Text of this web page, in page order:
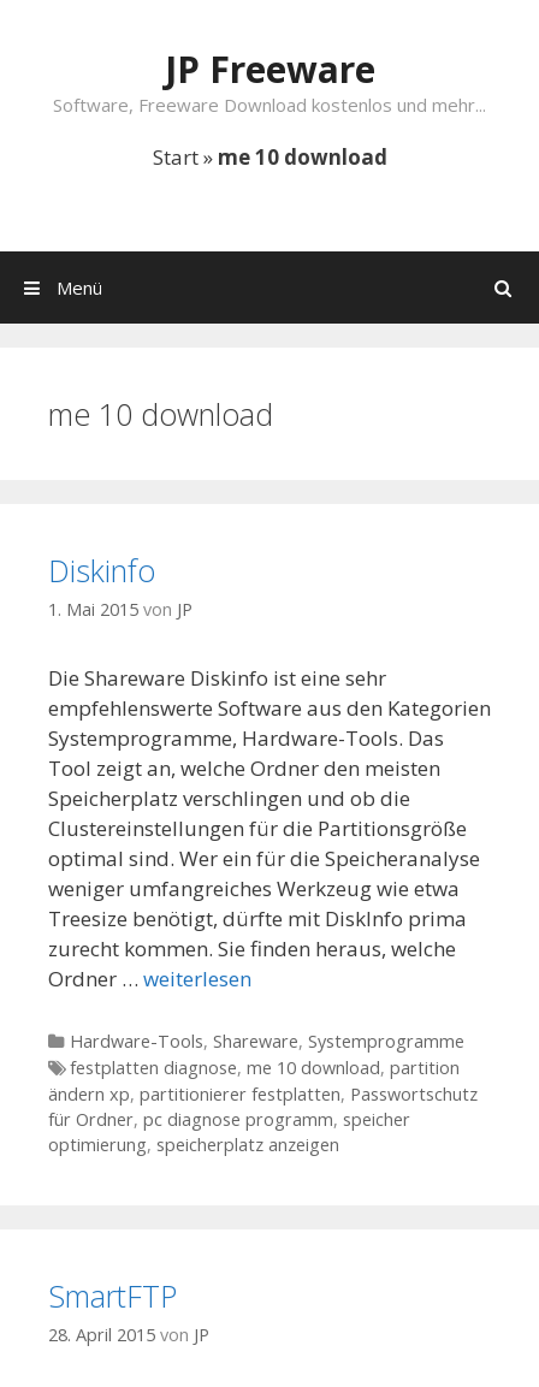
JP Freeware
Software, Freeware Download kostenlos und mehr...
Start» me 10 download
Suchen
Menü
me 10 download
Diskinfo
1. Mai 2015 von JP
Die Shareware Diskinfo ist eine sehr
empfehlenswerte Software aus den Kategorien
Systemprogramme, Hardware-Tools. Das
Tool zeigt an, welche Ordner den meisten
Speicherplatz verschlingen und ob die
Clustereinstellungen für die Partitionsgröße
optimal sind. Wer ein für die Speicheranalyse
weniger umfangreiches Werkzeug wie etwa
Treesize benötigt, dürfte mit DiskInfo prima
zurecht kommen. Sie finden heraus, welche
Ordner … weiterlesen
Kategorien
Hardware-Tools, Shareware, Systemprogramme
Tags
festplatten diagnose, me 10 download, partition
ändern xp, partitionierer festplatten, Passwortschutz
für Ordner, pc diagnose programm, speicher
optimierung, speicherplatz anzeigen
SmartFTP
28. April 2015 von JP